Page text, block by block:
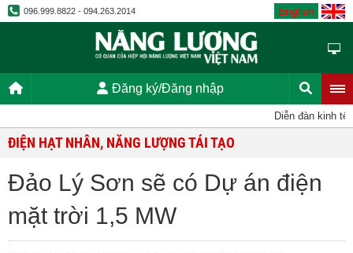
096.999.8822 - 094.263.2014 English
Đăng ký/Đăng nhập
Diễn đàn kinh tế,
ĐIỆN HẠT NHÂN, NĂNG LƯỢNG TÁI TẠO
Đảo Lý Sơn sẽ có Dự án điện
mặt trời 1,5 MW